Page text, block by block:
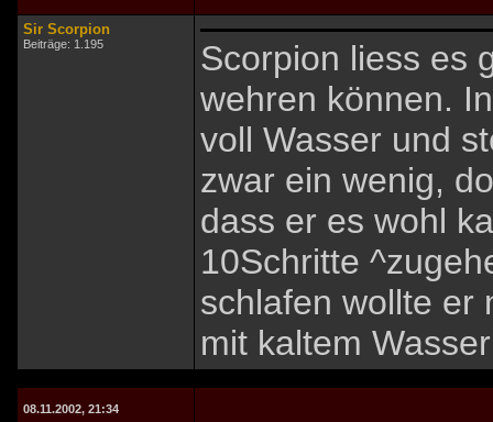
Sir Scorpion
Beiträge: 1.195
Scorpion liess es
wehren können.
voll Wasser und
zwar ein wenig,
dass er es wohl
10Schritte
schlafen wollte er
mit kaltem
08.11.2002, 21:34